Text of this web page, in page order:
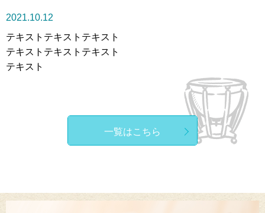
2021.10.12
テキストテキストテキスト
テキストテキストテキスト
テキスト
一覧はこちら